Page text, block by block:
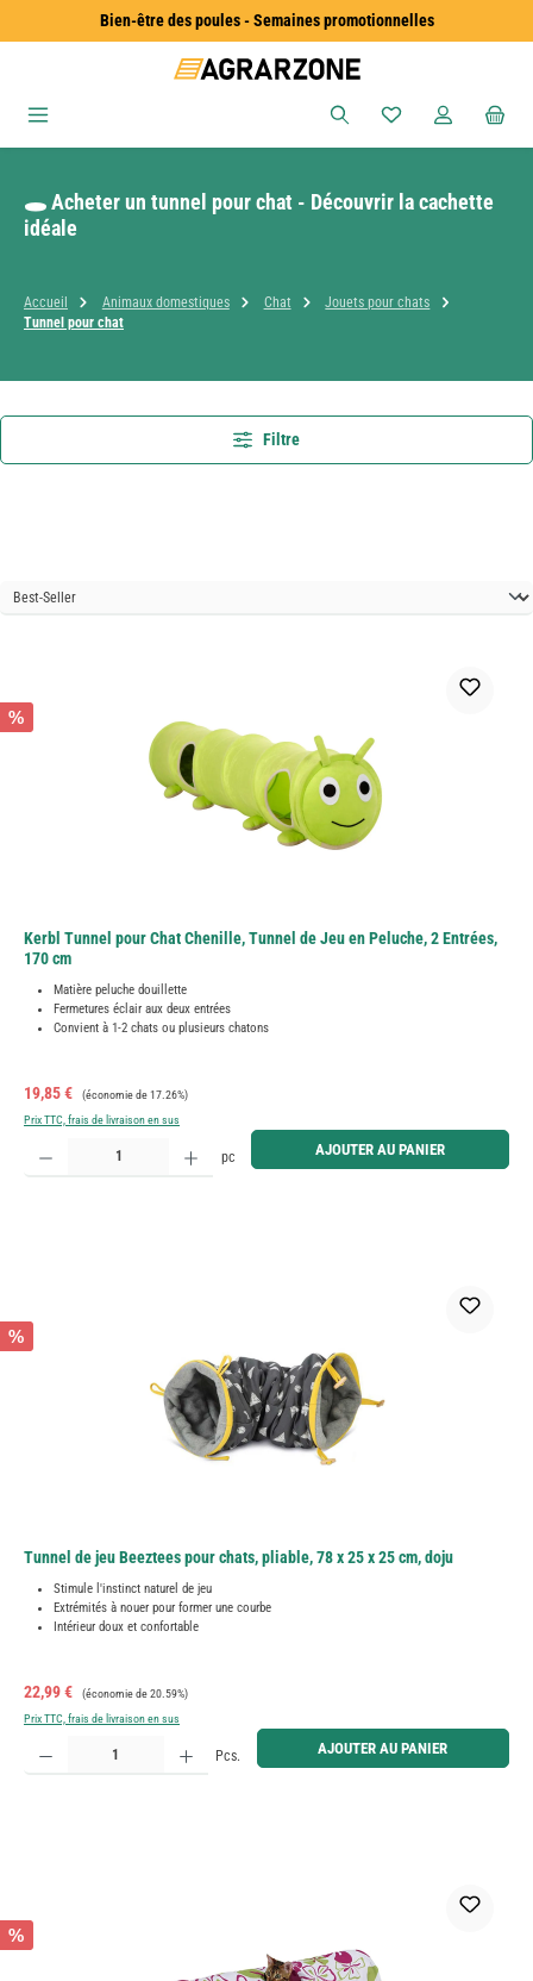
Passer au contenu principalBien-être des poules - Semaines promotionnelles
Vous avez 0
🕳️ Acheter un tunnel pour chat - Découvrir la cachette
idéale
Accueil Animaux domestiques Chat
Jouets pour chats
Tunnel pour chat
Filtre
%
Kerbl Tunnel pour Chat Chenille, Tunnel de Jeu en Peluche, 2 Entrées,
170 cm
Matière peluche douillette
Fermetures éclair aux deux entrées
Convient à 1-2 chats ou plusieurs chatons
Prix de vente :
19,85 € Prix régulier :
(économie de 17.26%)
Prix TTC, frais de livraison en sus
Quantité de produit : Entrez la quantité souhaitée ou utilisez les boutons pour augmenter ou
pc AJOUTER AU PANIER
%
Tunnel de jeu Beeztees pour chats, pliable, 78 x 25 x 25 cm, doju
Stimule l'instinct naturel de jeu
Extrémités à nouer pour former une courbe
Intérieur doux et confortable
Prix de vente :
22,99 € Prix régulier :
(économie de 20.59%)
Prix TTC, frais de livraison en sus
Quantité de produit : Entrez la quantité souhaitée ou utilisez les boutons pour augmenter ou
Pcs. AJOUTER AU PANIER
%